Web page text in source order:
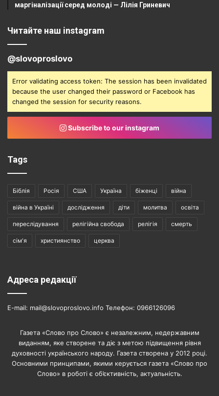
маргіналізації серед молоді — Лілія Гриневич
Читайте наш instagram
@slovoproslovo
Error validating access token: The session has been invalidated
because the user changed their password or Facebook has
changed the session for security reasons.
Subscribe to our instagram
Tags
Біблія Росія США Україна біженці війна
війна в Україні дослідження діти молитва освіта
переслідування релігійна свобода релігія смерть
сім'я християнство церква
Адреса редакції
E-mail: mail@slovoproslovo.info Телефон: 0966126096
Газета «Слово про Слово» є незалежним, недержавним
виданням, яке створене та діє з метою підвищення рівня
духовності українського народу. Газета створена у 2012 році.
Основними принципами, якими керується газета «Слово про
Слово» в роботі є об’єктивність, актуальність.